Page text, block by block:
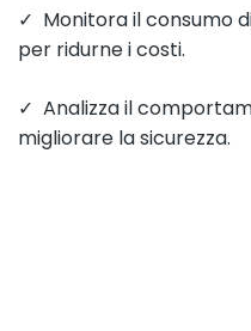
✓ Monitora il consumo
per ridurne i costi.
✓ Analizza il
migliorare la sicurezza.